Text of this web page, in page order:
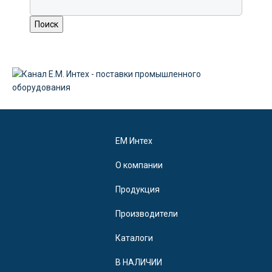
EM Интех
О компании
Продукция
Производители
Каталоги
В НАЛИЧИИ